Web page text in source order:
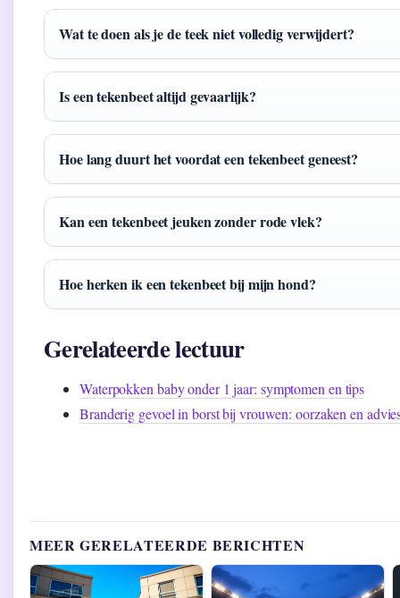
Wat te doen als je de teek niet volledig verwijdert?
Is een tekenbeet altijd gevaarlijk?
Hoe lang duurt het voordat een tekenbeet geneest?
Kan een tekenbeet jeuken zonder rode vlek?
Hoe herken ik een tekenbeet bij mijn hond?
Gerelateerde lectuur
Waterpokken baby onder 1 jaar: symptomen en tips
Branderig gevoel in borst bij vrouwen: oorzaken en
MEER GERELATEERDE BERICHTEN